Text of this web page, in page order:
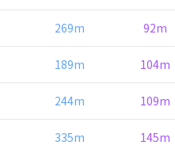
269m 92m
189m 104m
244m 109m
335m 145m